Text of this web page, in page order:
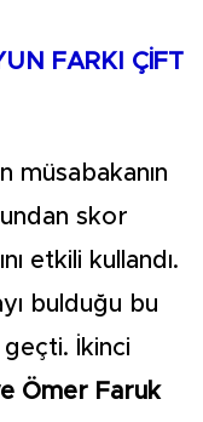
FARKI ÇİFT
müsabakanın
skor
etkili kullandı.
bulduğu bu
İkinci
Ömer Faruk